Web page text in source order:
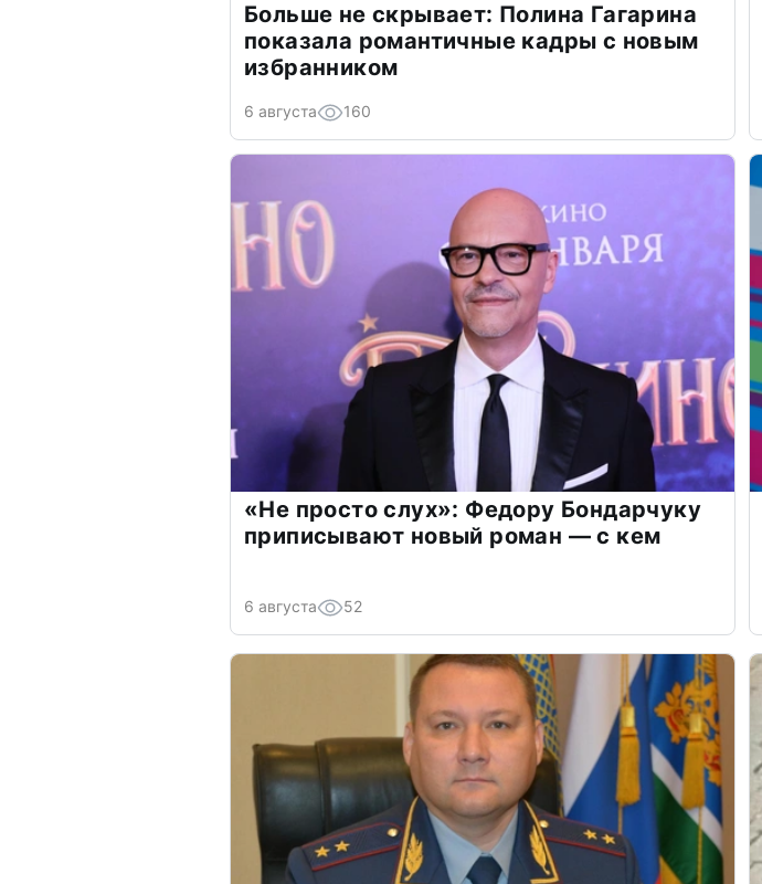
Больше не скрывает: Полина Гагарина
показала романтичные кадры с новым
избранником
6 августа 160
«Не просто слух»: Федору Бондарчуку
приписывают новый роман — с кем
6 августа 52